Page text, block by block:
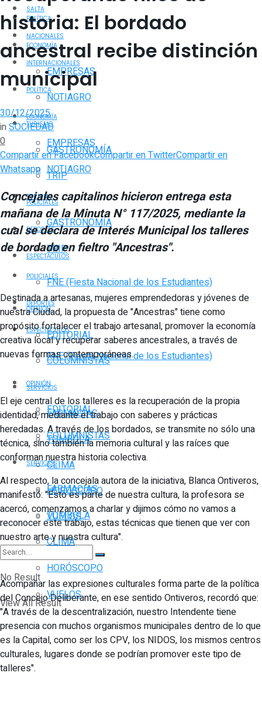
POLÍTICA
ECONOMÍA
EMPRESAS
NOTIAGRO
TURISMO
GASTRONOMÍA
TRIP
POLICIALES
DEPORTES
ESPECTÁCULOS
FNE (Fiesta Nacional de los Estudiantes)
OPINIÓN
EDITORIAL
COLUMNISTAS
SERVICIOS
FARMACIAS
TOMBOLA
CLIMA
HORÓSCOPO
VUELOS
No Result
View All Result
SALTA
NACIONALES
INTERNACIONALES
POLÍTICA
ECONOMÍA
EMPRESAS
NOTIAGRO
TURISMO
GASTRONOMÍA
TRIP
POLICIALES
DEPORTES
ESPECTÁCULOS
FNE (Fiesta Nacional de los Estudiantes)
OPINIÓN
EDITORIAL
COLUMNISTAS
SERVICIOS
FARMACIAS
TOMBOLA
CLIMA
HORÓSCOPO
VUELOS
historia: El bordado
ancestral recibe distinción
municipal
30/12/2025
inSOCIEDAD
0
Compartir en FacebookCompartir en TwitterCompartir en
Whatsapp
Concejales capitalinos hicieron entrega esta
mañana de la Minuta N° 117/2025, mediante la
cual se declara de Interés Municipal los talleres
de bordado en fieltro "Ancestras".
Destinada a artesanas, mujeres emprendedoras y jóvenes de
nuestra Ciudad, la propuesta de "Ancestras" tiene como
propósito fortalecer el trabajo artesanal, promover la economía
creativa local y recuperar saberes ancestrales, a través de
nuevas formas contemporáneas.
El eje central de los talleres es la recuperación de la propia
identidad, mediante el trabajo con saberes y prácticas
heredadas. A través de los bordados, se transmite no sólo una
técnica, sino también la memoria cultural y las raíces que
conforman nuestra historia colectiva.
Al respecto, la concejala autora de la iniciativa, Blanca Ontiveros,
manifestó: "Esto es parte de nuestra cultura, la profesora se
acercó, comenzamos a charlar y dijimos cómo no vamos a
reconocer este trabajo, estas técnicas que tienen que ver con
nuestro arte y nuestra cultura".
Acompañar las expresiones culturales forma parte de la política
del Concejo Deliberante, en ese sentido Ontiveros, recordó que:
"A través de la descentralización, nuestro Intendente tiene
presencia con muchos organismos municipales dentro de lo que
es la Capital, como ser los CPV, los NIDOS, los mismos centros
culturales, lugares donde se podrían promover este tipo de
talleres".